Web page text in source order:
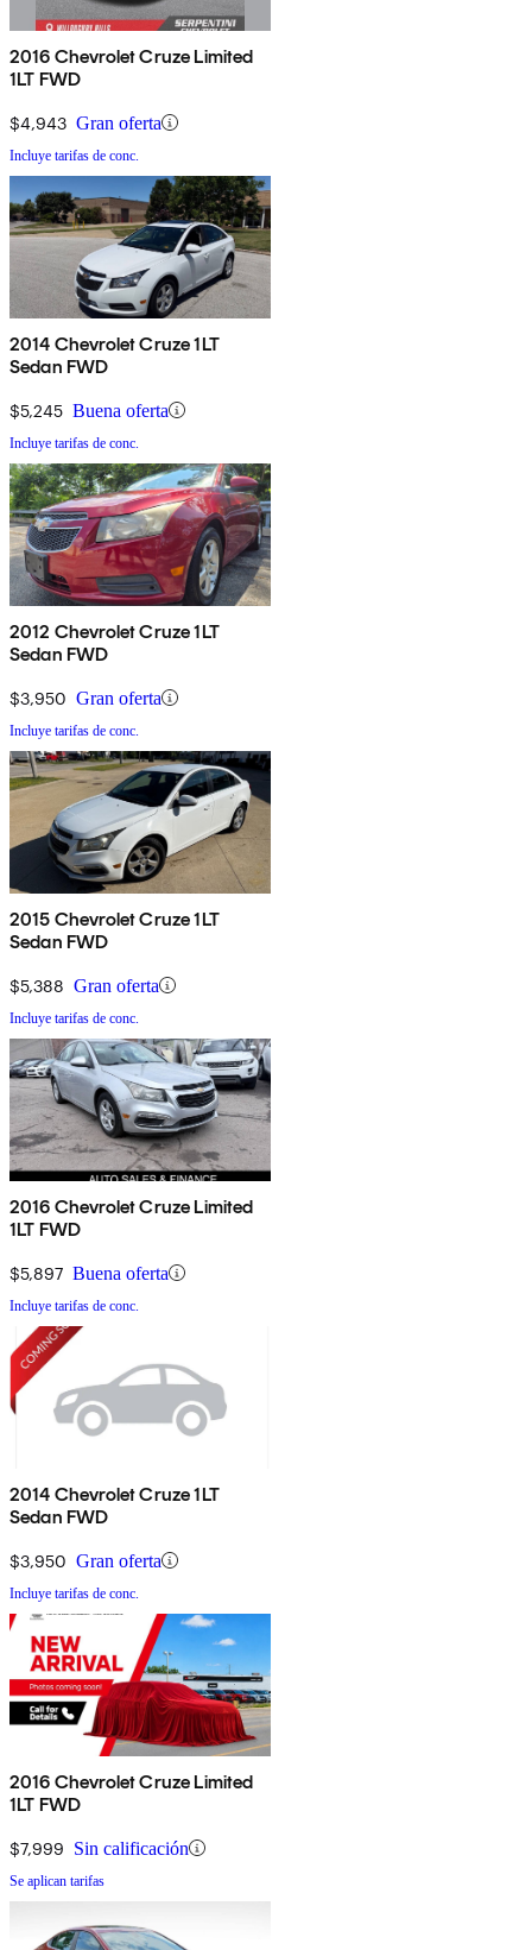
2016 Chevrolet Cruze Limited
1LT FWD
$4,943 Gran oferta
Incluye tarifas de conc.
2014 Chevrolet Cruze 1LT
Sedan FWD
$5,245 Buena oferta
Incluye tarifas de conc.
2012 Chevrolet Cruze 1LT
Sedan FWD
$3,950 Gran oferta
Incluye tarifas de conc.
2015 Chevrolet Cruze 1LT
Sedan FWD
$5,388 Gran oferta
Incluye tarifas de conc.
2016 Chevrolet Cruze Limited
1LT FWD
$5,897 Buena oferta
Incluye tarifas de conc.
2014 Chevrolet Cruze 1LT
Sedan FWD
$3,950 Gran oferta
Incluye tarifas de conc.
2016 Chevrolet Cruze Limited
1LT FWD
$7,999 Sin calificación
Se aplican tarifas